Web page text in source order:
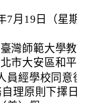
7月19日（星期
灣師範大學教
市大安區和平
員經學校同意
理原則下擇日